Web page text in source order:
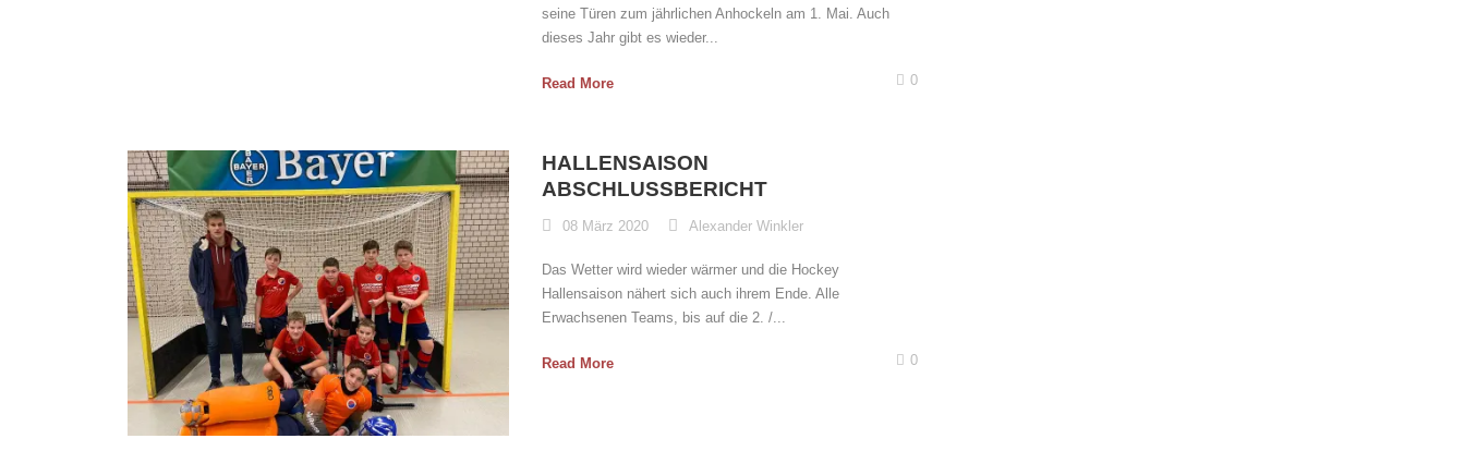
seine Türen zum jährlichen Anhockeln am 1. Mai. Auch
dieses Jahr gibt es wieder...
Read More 0
HALLENSAISON
ABSCHLUSSBERICHT
08 März 2020 Alexander Winkler
Das Wetter wird wieder wärmer und die Hockey
Hallensaison nähert sich auch ihrem Ende. Alle
Erwachsenen Teams, bis auf die 2. /...
Read More 0